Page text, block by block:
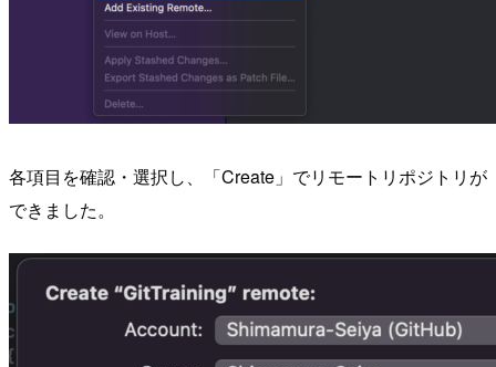
各項目を確認・選択し、「Create」でリモートリポジトリが
できました。